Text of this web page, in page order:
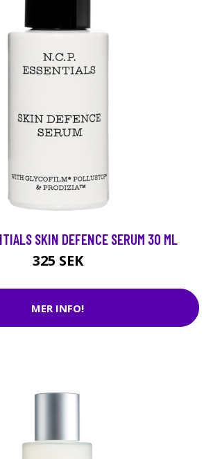
SKIN DEFENCE SERUM 30 ML
325 SEK
MER INFO!